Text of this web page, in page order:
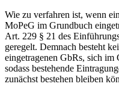
Wie zu verfahren ist, wenn
MoPeG im Grundbuch
Art. 229 § 21 des
geregelt. Demnach besteht
eingetragenen GbRs, sich im
sodass bestehende
zunächst bestehen bleiben